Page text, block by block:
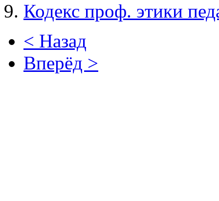
9. Кодекс проф. этики
< Назад
Вперёд >